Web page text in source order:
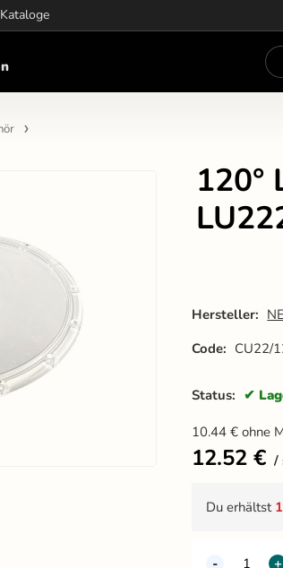
Kataloge
120°
Hersteller:
Code: CU22/
Status:
10.44 €ohne
12.52 €
Du erhältst